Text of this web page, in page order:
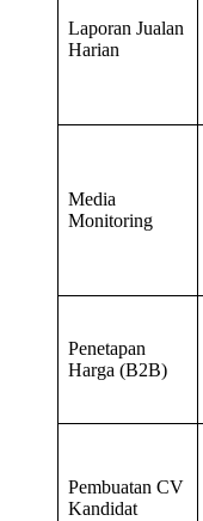
Laporan Jualan
Harian
Media
Monitoring
Penetapan
Harga (B2B)
Pembuatan CV
Kandidat